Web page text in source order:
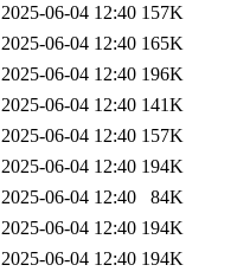
2025-06-04 12:40 157K
2025-06-04 12:40 165K
2025-06-04 12:40 196K
2025-06-04 12:40 141K
2025-06-04 12:40 157K
2025-06-04 12:40 194K
2025-06-04 12:40
84K
2025-06-04 12:40 194K
2025-06-04 12:40 194K